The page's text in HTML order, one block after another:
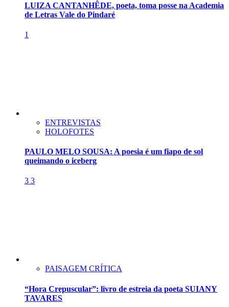
LUIZA CANTANHÊDE, poeta, toma posse na Academia
de Letras Vale do Pindaré
1
ENTREVISTAS
HOLOFOTES
PAULO MELO SOUSA: A poesia é um fiapo de sol
queimando o iceberg
3 3
PAISAGEM CRÍTICA
“Hora Crepuscular”: livro de estreia da poeta SUIANY
TAVARES